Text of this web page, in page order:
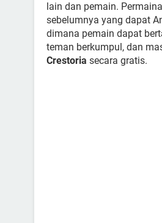
lain dan pemain.
sebelumnya yang dapat
dimana pemain dapat
teman berkumpul, dan
Crestoria secara gratis.